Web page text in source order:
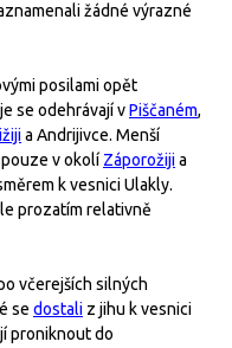
žádné výrazné
posilami opět
se odehrávají vPiščaném,
a Andrijivce. Menší
v okolí Záporožijia
k vesnici Ulakly.
prozatím relativně
včerejších silných
se dostali z jihu k vesnici
proniknout do